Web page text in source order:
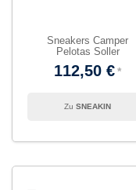
Sneakers Camper
Pelotas Soller
112,50 €
SNEAKIN